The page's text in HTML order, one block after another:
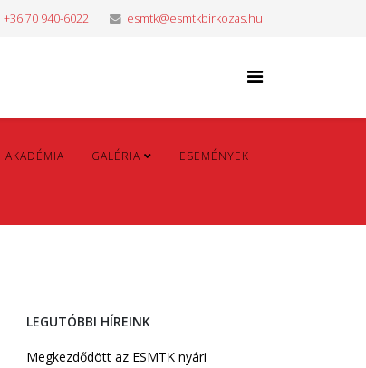
+36 70 940-6022 esmtk@esmtkbirkozas.hu
AKADÉMIA GALÉRIA ESEMÉNYEK
LEGUTÓBBI HÍREINK
Megkezdődött az ESMTK nyári